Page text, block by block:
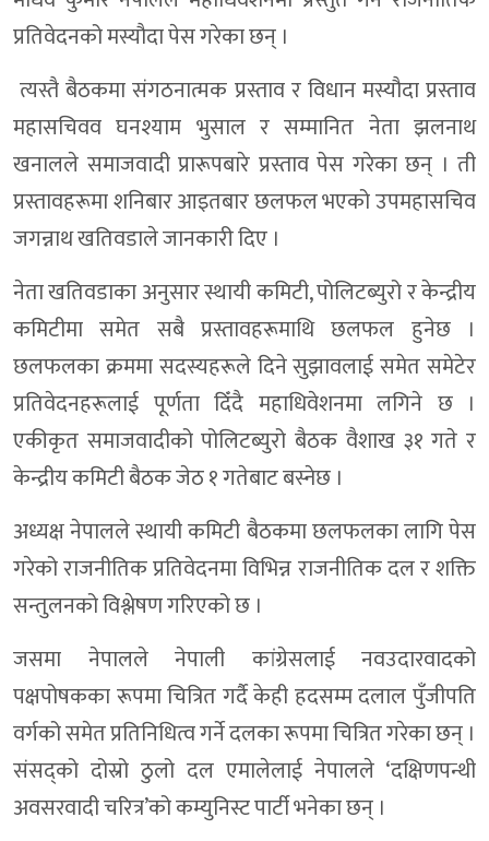
प्रतिवेदनको मस्यौदा पेस गरेका छन् ।
त्यस्तै बैठकमा संगठनात्मक प्रस्ताव र विधान मस्यौदा प्रस्ताव
महासचिवव घनश्याम भुसाल र सम्मानित नेता झलनाथ
खनालले समाजवादी प्रारूपबारे प्रस्ताव पेस गरेका छन् । ती
प्रस्तावहरूमा शनिबार आइतबार छलफल भएको उपमहासचिव
जगन्नाथ खतिवडाले जानकारी दिए ।
नेता खतिवडाका अनुसार स्थायी कमिटी, पोलिटब्युरो र केन्द्रीय
कमिटीमा समेत सबै प्रस्तावहरूमाथि छलफल हुनेछ ।
छलफलका क्रममा सदस्यहरूले दिने सुझावलाई समेत समेटेर
प्रतिवेदनहरूलाई पूर्णता दिँदै महाधिवेशनमा लगिने छ ।
एकीकृत समाजवादीको पोलिटब्युरो बैठक वैशाख ३१ गते र
केन्द्रीय कमिटी बैठक जेठ १ गतेबाट बस्नेछ ।
अध्यक्ष नेपालले स्थायी कमिटी बैठकमा छलफलका लागि पेस
गरेको राजनीतिक प्रतिवेदनमा विभिन्न राजनीतिक दल र शक्ति
सन्तुलनको विश्लेषण गरिएको छ ।
जसमा नेपालले नेपाली कांग्रेसलाई नवउदारवादको
पक्षपोषकका रूपमा चित्रित गर्दै केही हदसम्म दलाल पुँजीपति
वर्गको समेत प्रतिनिधित्व गर्ने दलका रूपमा चित्रित गरेका छन् ।
संसद्को दोस्रो ठुलो दल एमालेलाई नेपालले ‘दक्षिणपन्थी
अवसरवादी चरित्र’को कम्युनिस्ट पार्टी भनेका छन् ।